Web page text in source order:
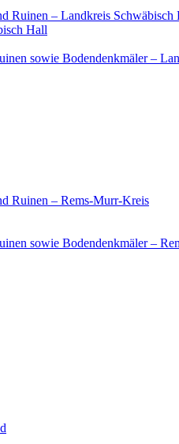
Ruinen – Landkreis Schwäbisch
Hall
sowie Bodendenkmäler –
Ruinen – Rems-Murr-Kreis
sowie Bodendenkmäler –